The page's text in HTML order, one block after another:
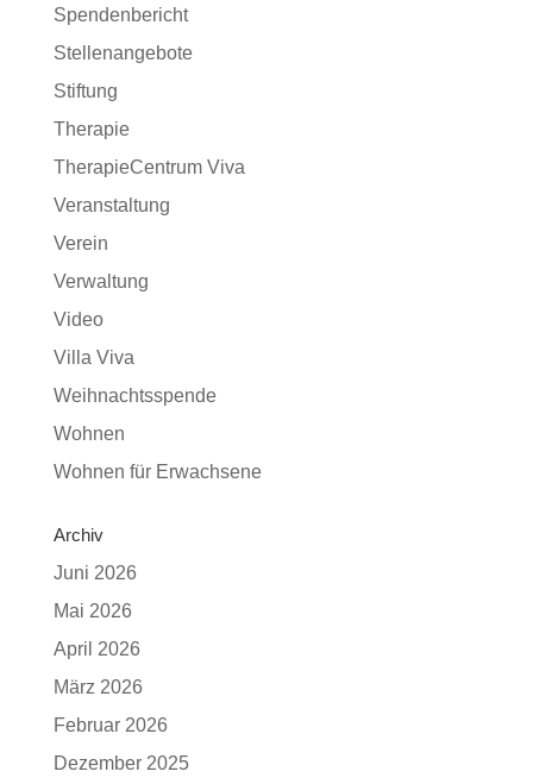
Spendenbericht
Stellenangebote
Stiftung
Therapie
TherapieCentrum Viva
Veranstaltung
Verein
Verwaltung
Video
Villa Viva
Weihnachtsspende
Wohnen
Wohnen für Erwachsene
Archiv
Juni 2026
Mai 2026
April 2026
März 2026
Februar 2026
Dezember 2025